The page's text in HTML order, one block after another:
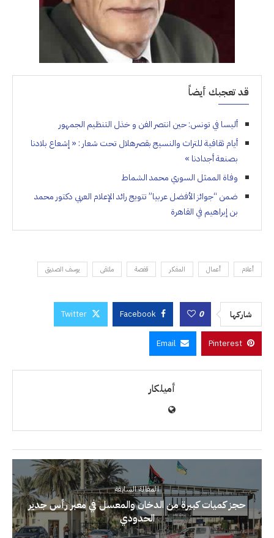
قد تعجبك أيضاً
أليسا في تونس: حين انتصر الفن و خذل التنظيم الجمهور
أيام ثقافية للتراث والنسيج بقصرهلال تحت شعار : « إشعاع بلادنا
بصنعة أجدادنا »
وفاة الممثل السوري محمد الشماط
ضمن “جوائز الأفضل عربيا” تتويج رائد الإعلام العربي دكتور محمد
بن إبراهيم في القاهرة
أعلام أعمال المفكر قفصة ملتقى يوسف الصديق
شاركها 0
Facebook
Twitter
Pinterest
Email
أميلكار
المقالة السابقة
حجز كميات كبيرة من الدخان والمعسل في معبر رأس جدير
الحدودي